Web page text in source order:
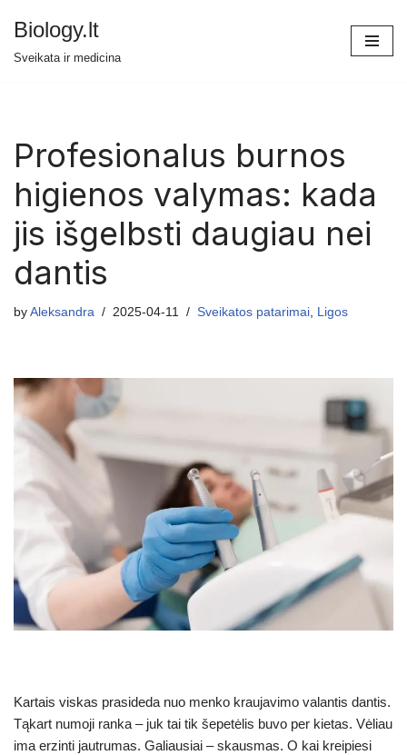
Biology.lt
Sveikata ir medicina
Profesionalus burnos
higienos valymas: kada
jis išgelbsti daugiau nei
dantis
by Aleksandra 2025-04-11 Sveikatos patarimai, Ligos
Kartais viskas prasideda nuo menko kraujavimo valantis dantis.
Tąkart numoji ranka – juk tai tik šepetėlis buvo per kietas. Vėliau
ima erzinti jautrumas. Galiausiai – skausmas. O kai kreipiesi